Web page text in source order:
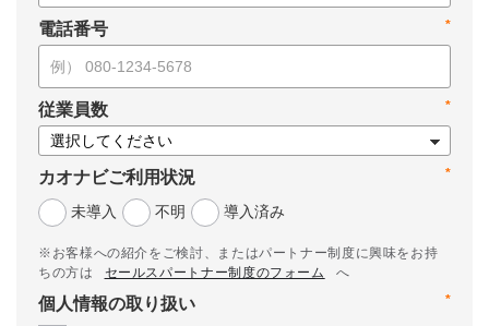
*
電話番号
*
従業員数
*
カオナビご利用状況
未導入
不明 導入済み
※お客様への紹介をご検討、またはパートナー制度に興味をお持
ちの方は
セールスパートナー制度のフォーム
へ
*
個人情報の取り扱い